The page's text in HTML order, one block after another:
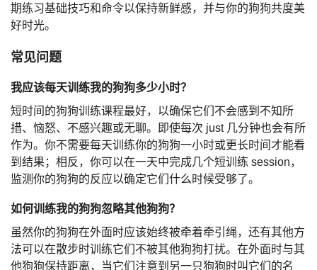
期练习基础技巧和命令以保持新鲜感，并与你的狗狗共度美
好时光。
常见问题
我应该每天训练我的狗狗多少小时？
短时间的狗狗训练课程最好，以确保它们不会感到不知所
措、恼怒、不感兴趣或无聊。即使每次 just 几分钟也会有所
作为。你不需要每天训练你的狗狗一小时或更长时间才能看
到结果；相反，你可以在一天中完成几个短训练 session，
监测你的狗狗的反应以确定它们什么时候受够了。
如何训练我的狗狗忽略其他狗狗？
虽然你的狗狗在外面时应该始终被牵着牵引绳，还有其他方
法可以在散步时训练它们不被其他狗狗打扰。在外面时与其
他狗狗保持距离，当它们注意到另一只狗狗时叫它们的名